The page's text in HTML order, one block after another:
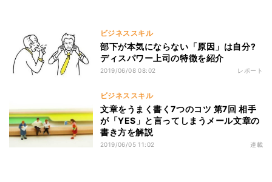
ビジネススキル
部下が本気にならない「原因」は自分?
ディスパワー上司の特徴を紹介
2019/06/08 08:02 レポート
ビジネススキル
文章をうまく書く7つのコツ 第7回 相手
が「YES」と言ってしまうメール文章の
書き方を解説
2019/06/05 11:02 連載